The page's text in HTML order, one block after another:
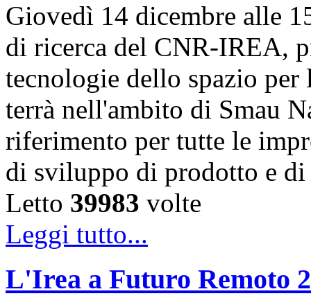
Giovedì 14 dicembre alle
di ricerca del CNR-IREA,
tecnologie dello spazio per
terrà nell'ambito di Smau
riferimento per tutte le
di sviluppo di prodotto e
Letto 39983 volte
Leggi tutto...
L'Irea a Futuro Remoto